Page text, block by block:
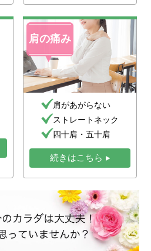
肩の痛み
肩があがらない
ストレートネック
四十肩・五十肩
続きはこちら